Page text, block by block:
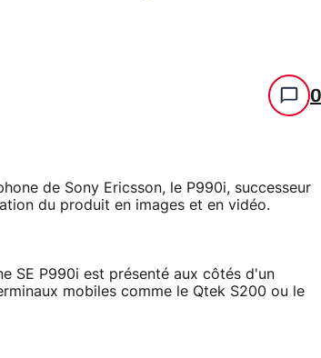
0
de Sony Ericsson, le P990i, successeur
du produit en images et en vidéo.
SE P990i est présenté aux côtés d'un
mobiles comme le Qtek S200 ou le